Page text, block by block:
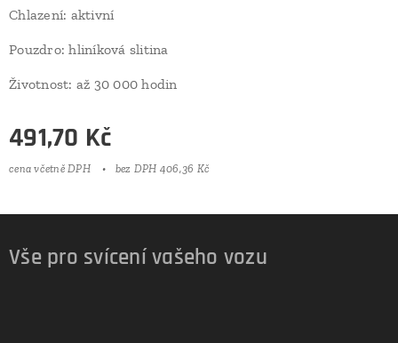
Chlazení: aktivní
Pouzdro: hliníková slitina
Životnost: až 30 000 hodin
491,70 Kč
cena včetně DPH bez DPH 406,36 Kč
Vše pro svícení vašeho vozu